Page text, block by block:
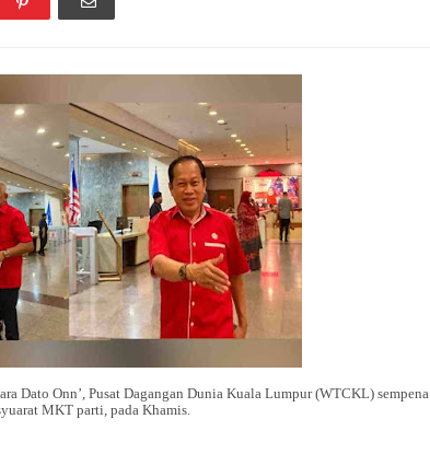
Dato Onn’, Pusat Dagangan Dunia Kuala Lumpur (WTCKL) sempena
MKT parti, pada Khamis.